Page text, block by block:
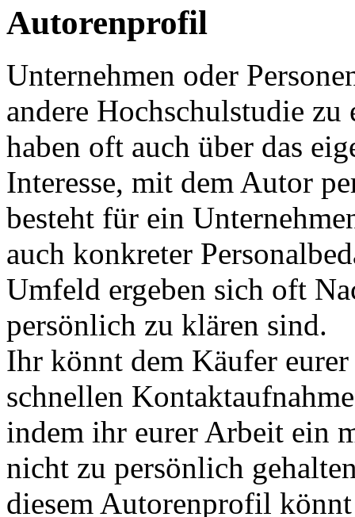
Autorenprofil
Unternehmen oder
andere Hochschulstudie
haben oft auch über das
Interesse, mit dem Autor
besteht für ein
auch konkreter
Umfeld ergeben sich oft
persönlich zu klären sind.
Ihr könnt dem Käufer
schnellen
indem ihr eurer Arbeit ein
nicht zu persönlich
diesem Autorenprofil